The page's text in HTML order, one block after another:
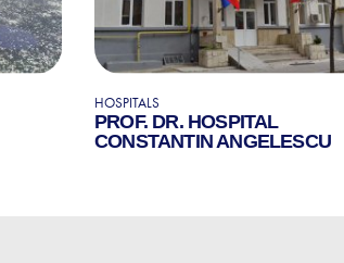
HOSPITALS
PROF. DR. HOSPITAL
CONSTANTIN ANGELESCU